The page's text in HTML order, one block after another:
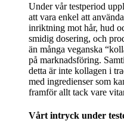
Under vår testperiod
att vara enkel att
inriktning mot hår, hud
smidig dosering, och
än många veganska
på marknadsföring.
detta är inte kollagen i
med ingredienser som
framför allt tack vare
Vårt intryck under